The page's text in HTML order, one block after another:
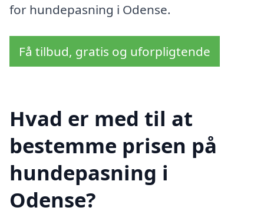
for hundepasning i Odense.
Få tilbud, gratis og uforpligtende
Hvad er med til at
bestemme prisen på
hundepasning i
Odense?